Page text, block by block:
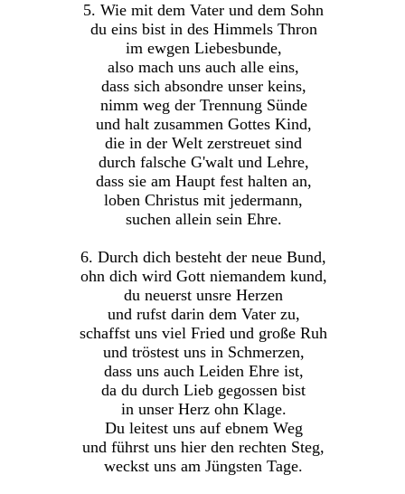
5. Wie mit dem Vater und dem Sohn
du eins bist in des Himmels Thron
im ewgen Liebesbunde,
also mach uns auch alle eins,
dass sich absondre unser keins,
nimm weg der Trennung Sünde
und halt zusammen Gottes Kind,
die in der Welt zerstreuet sind
durch falsche G'walt und Lehre,
dass sie am Haupt fest halten an,
loben Christus mit jedermann,
suchen allein sein Ehre.
6. Durch dich besteht der neue Bund,
ohn dich wird Gott niemandem kund,
du neuerst unsre Herzen
und rufst darin dem Vater zu,
schaffst uns viel Fried und große Ruh
und tröstest uns in Schmerzen,
dass uns auch Leiden Ehre ist,
da du durch Lieb gegossen bist
in unser Herz ohn Klage.
Du leitest uns auf ebnem Weg
und führst uns hier den rechten Steg,
weckst uns am Jüngsten Tage.